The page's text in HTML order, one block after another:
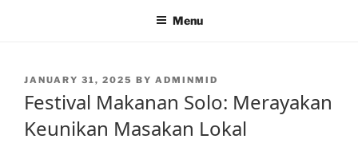
Menu
POSTED
JANUARY 31, 2025 BY ADMINMID
Festival Makanan Solo: Merayakan
Keunikan Masakan Lokal